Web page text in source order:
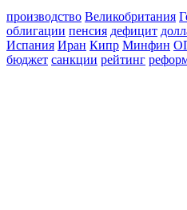
производство Великобритания
облигации пенсия дефицит
Испания Иран Кипр Минфин
бюджет санкции рейтинг